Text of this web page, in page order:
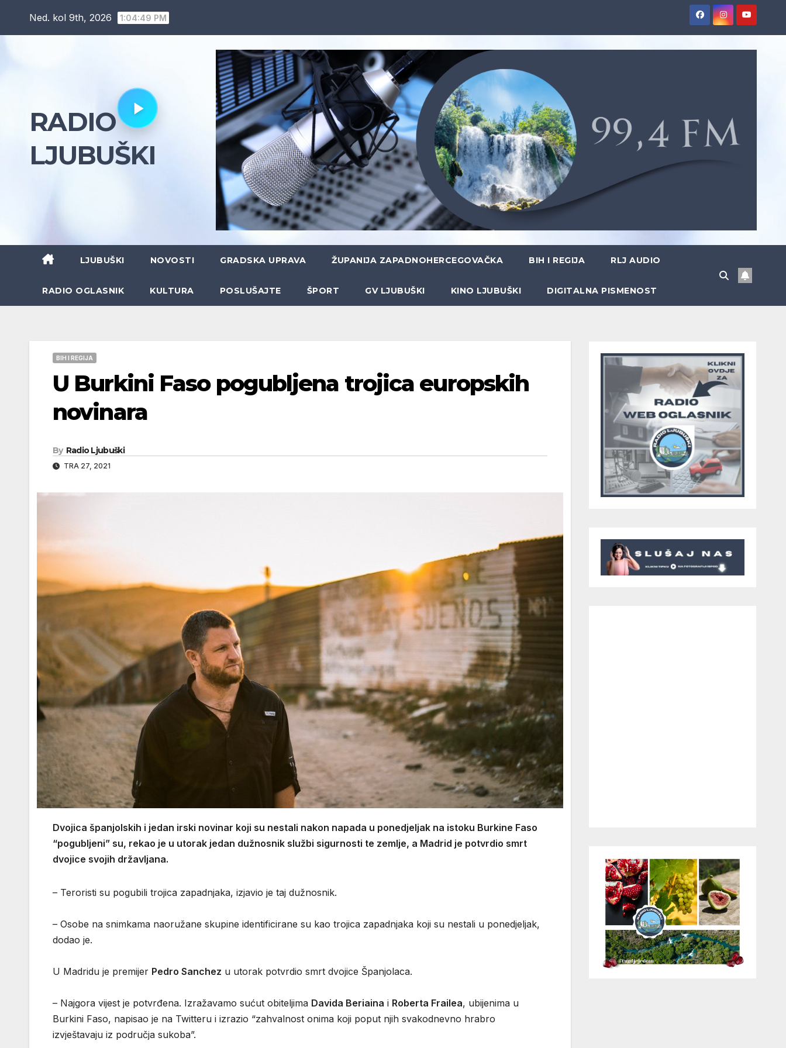
Ned. kol 9th, 2026 1:04:50 PM
RADIO
LJUBUŠKI
LJUBUŠKI NOVOSTI GRADSKA UPRAVA ŽUPANIJA ZAPADNOHERCEGOVAČKA BIH I REGIJA RLJ AUDIO
RADIO OGLASNIK KULTURA POSLUŠAJTE ŠPORT GV LJUBUŠKI KINO LJUBUŠKI DIGITALNA PISMENOST
BIH I REGIJA
U Burkini Faso pogubljena trojica europskih
novinara
By Radio Ljubuški
TRA 27, 2021
Dvojica španjolskih i jedan irski novinar koji su nestali nakon napada u ponedjeljak na istoku Burkine Faso
“pogubljeni” su, rekao je u utorak jedan dužnosnik službi sigurnosti te zemlje, a Madrid je potvrdio smrt
dvojice svojih državljana.
– Teroristi su pogubili trojica zapadnjaka, izjavio je taj dužnosnik.
– Osobe na snimkama naoružane skupine identificirane su kao trojica zapadnjaka koji su nestali u ponedjeljak,
dodao je.
U Madridu je premijer Pedro Sanchez u utorak potvrdio smrt dvojice Španjolaca.
– Najgora vijest je potvrđena. Izražavamo sućut obiteljima Davida Beriaina i Roberta Frailea, ubijenima u
Burkini Faso, napisao je na Twitteru i izrazio “zahvalnost onima koji poput njih svakodnevno hrabro
izvještavaju iz područja sukoba”.